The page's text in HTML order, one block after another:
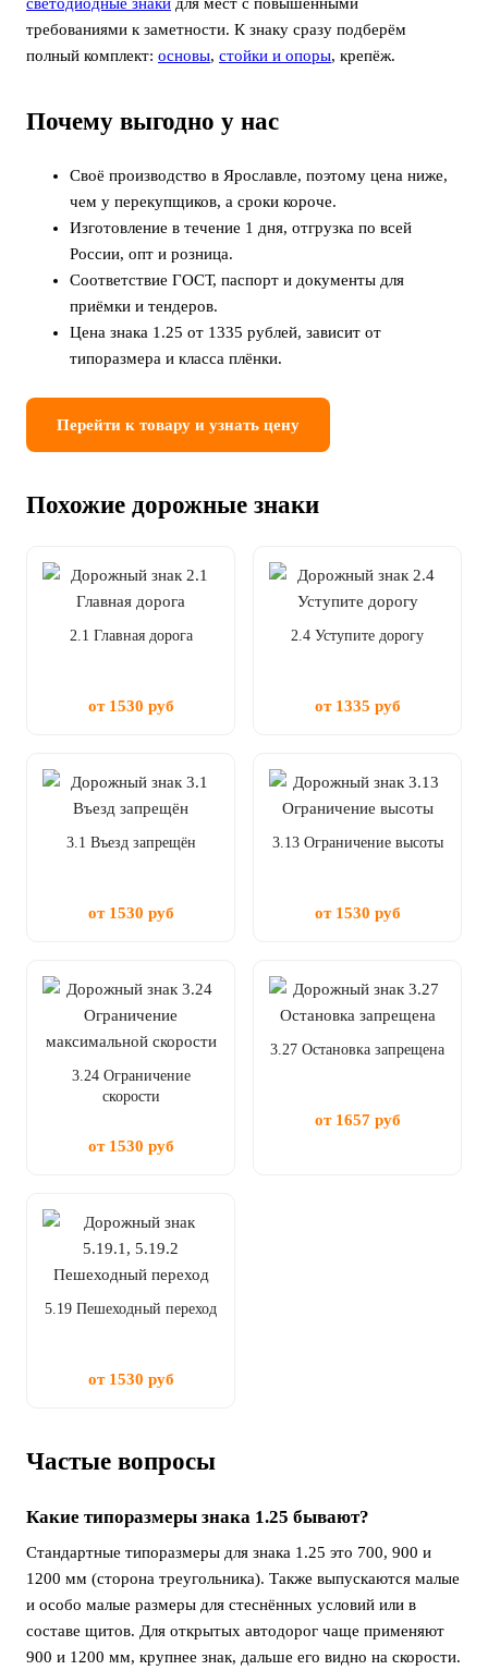
требованиями к заметности. К знаку сразу подберём
полный комплект: основы, стойки и опоры, крепёж.
Почему выгодно у нас
Своё производство в Ярославле, поэтому цена ниже,
чем у перекупщиков, а сроки короче.
Изготовление в течение 1 дня, отгрузка по всей
России, опт и розница.
Соответствие ГОСТ, паспорт и документы для
приёмки и тендеров.
Цена знака 1.25 от 1335 рублей, зависит от
типоразмера и класса плёнки.
Перейти к товару и узнать цену
Похожие дорожные знаки
2.1 Главная дорога
от 1530 руб
2.4 Уступите дорогу
от 1335 руб
3.1 Въезд запрещён
от 1530 руб
3.13 Ограничение высоты
от 1530 руб
3.24 Ограничение
скорости
от 1530 руб
3.27 Остановка запрещена
от 1657 руб
5.19 Пешеходный переход
от 1530 руб
Частые вопросы
Какие типоразмеры знака 1.25 бывают?
Стандартные типоразмеры для знака 1.25 это 700, 900 и
1200 мм (сторона треугольника). Также выпускаются малые
и особо малые размеры для стеснённых условий или в
составе щитов. Для открытых автодорог чаще применяют
900 и 1200 мм, крупнее знак, дальше его видно на скорости.